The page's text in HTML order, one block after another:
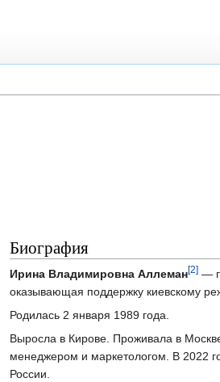
Биография
Ирина Владимировна Аллеман[2]—
оказывающая поддержку киевскому
Родилась 2 января 1989 года.
Выросла в Кирове. Проживала в
менеджером и маркетологом. В 2022
России.